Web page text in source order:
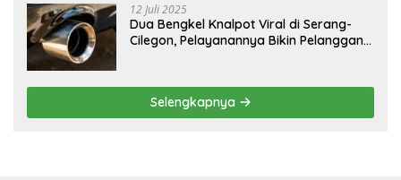
12 Juli 2025
Dua Bengkel Knalpot Viral di Serang-
Cilegon, Pelayanannya Bikin Pelanggan
Selengkapnya